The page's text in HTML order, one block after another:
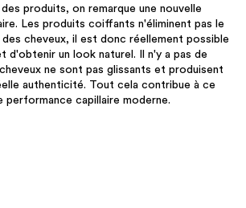
produits, on remarque une nouvelle
Les produits coiffants n'éliminent pas le
cheveux, il est donc réellement possible
d'obtenir un look naturel. Il n'y a pas de
ne sont pas glissants et produisent
authenticité. Tout cela contribue à ce
performance capillaire moderne.